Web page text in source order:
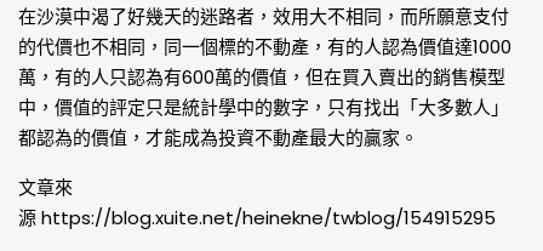
在沙漠中渴了好幾天的迷路者，效用大不相同，而所願意支付
的代價也不相同，同一個標的不動產，有的人認為價值達1000
萬，有的人只認為有600萬的價值，但在買入賣出的銷售模型
中，價值的評定只是統計學中的數字，只有找出「大多數人」
都認為的價值，才能成為投資不動產最大的贏家。
文章來
源https://blog.xuite.net/heinekne/twblog/154915295